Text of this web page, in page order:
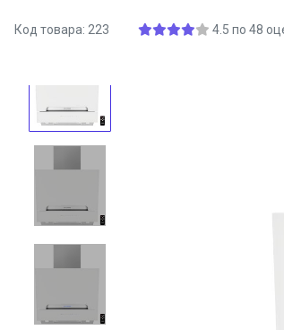
Код товара: 223 4.5 по 48